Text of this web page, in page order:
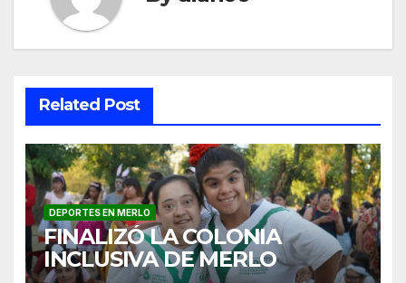
Related Post
DEPORTES EN MERLO
FINALIZÓ LA COLONIA
INCLUSIVA DE MERLO